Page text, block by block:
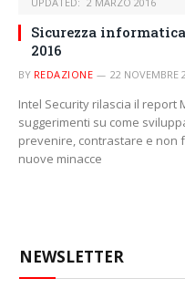
Sicurezza
2016
BY REDAZIONE 22 NOVEMBRE
Intel Security rilascia il report
suggerimenti su come
prevenire, contrastare e non
nuove minacce
NEWSLETTER